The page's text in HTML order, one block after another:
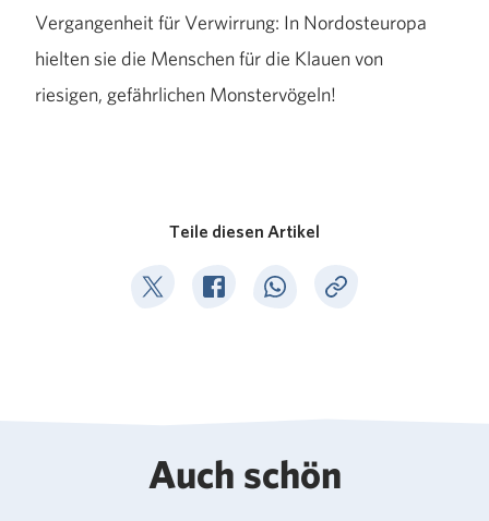
Vergangenheit für Verwirrung: In Nordosteuropa
hielten sie die Menschen für die Klauen von
riesigen, gefährlichen Monstervögeln!
Teile diesen Artikel
Deel op TwitterDeel op Facebook
Deel op WhatsApp
Kopieer link
Auch schön